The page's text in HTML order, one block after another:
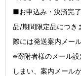
■お申込み・決済完
品/期間限定品につき
際には発送案内メー
※寄附者様のメール
しまい、案内メール